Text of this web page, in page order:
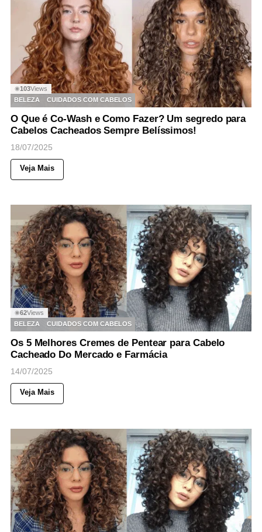
◉103Views
BELEZA
CUIDADOS COM CABELOS
O Que é Co-Wash e Como Fazer? Um segredo para
Cabelos Cacheados Sempre Belíssimos!
18/07/2025
Veja Mais
◉62Views
BELEZA
CUIDADOS COM CABELOS
Os 5 Melhores Cremes de Pentear para Cabelo
Cacheado Do Mercado e Farmácia
14/07/2025
Veja Mais